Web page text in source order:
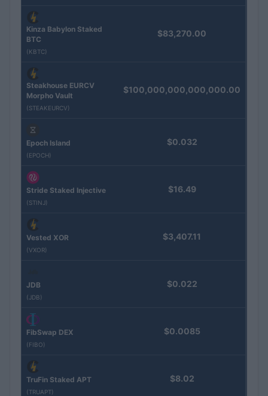
Kinza Babylon Staked
BTC
(KBTC)
$83,270.00
Steakhouse EURCV
Morpho Vault
(STEAKEURCV)
$100,000,000,000,000.00
Epoch Island
(EPOCH)
$0.032
Stride Staked Injective
(STINJ)
$16.49
Vested XOR
(VXOR)
$3,407.11
JDB
(JDB)
$0.022
FibSwap DEX
(FIBO)
$0.0085
TruFin Staked APT
(TRUAPT)
$8.02